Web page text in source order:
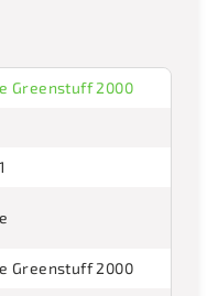
Greenstuff 2000
Greenstuff 2000